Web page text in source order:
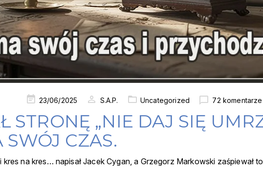
Posted23/06/2025 S.A.P. Uncategorized 72 komentarze
STRONĘ „NIE DAJ SIĘ
SWÓJ CZAS.
na kres… napisał Jacek Cygan, a Grzegorz Markowski zaśpiewał